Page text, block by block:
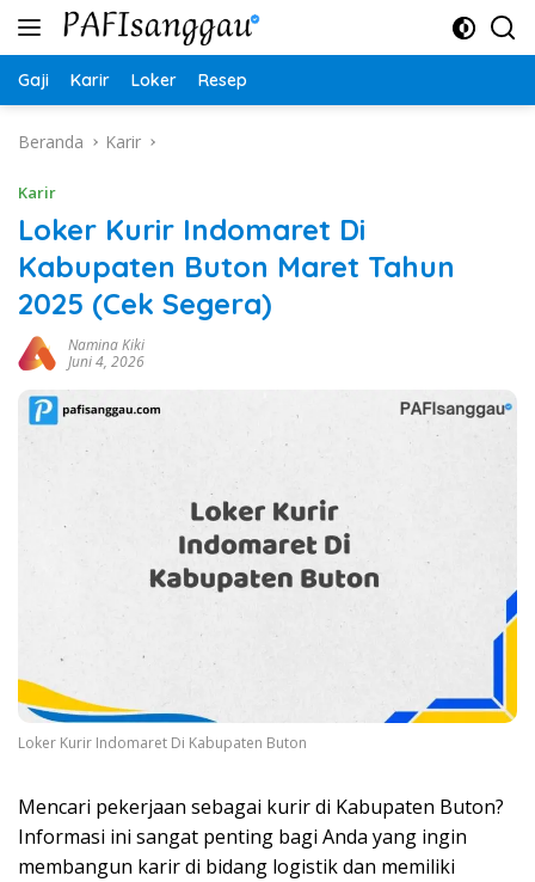
Langsung
Gaji Karir Loker Resep
Beranda Karir
Karir
Loker Kurir Indomaret Di
Kabupaten Buton Maret Tahun
2025 (Cek Segera)
Namina Kiki
Juni 4, 2026
Loker Kurir Indomaret Di Kabupaten Buton
Mencari pekerjaan sebagai kurir di Kabupaten Buton?
Informasi ini sangat penting bagi Anda yang ingin
membangun karir di bidang logistik dan memiliki